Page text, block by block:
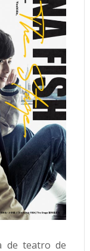
de teatro de